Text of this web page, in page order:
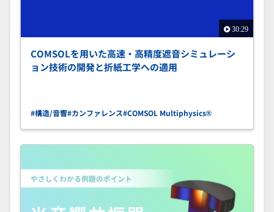
30:29
COMSOLを用いた高速・高精度遮音シミュレーシ
ョン技術の開発と折紙工学への適用
#構造/音響#カンファレンス#COMSOL Multiphysics®